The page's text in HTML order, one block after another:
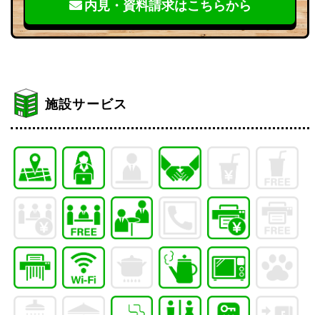
内見・資料請求はこちらから
施設サービス